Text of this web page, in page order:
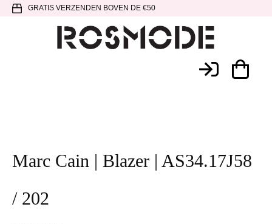
Spring
hoofdnavigatie
Door
SpringGRATIS VERZENDEN BOVEN DE €50
Marc Cain | Blazer | AS34.17J58
/ 202